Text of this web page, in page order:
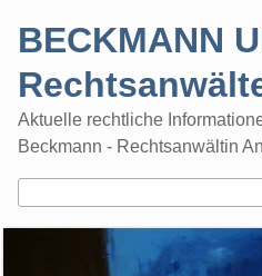
BECKMANN
Aktuelle rechtliche
Beckmann - Rechtsanwältin